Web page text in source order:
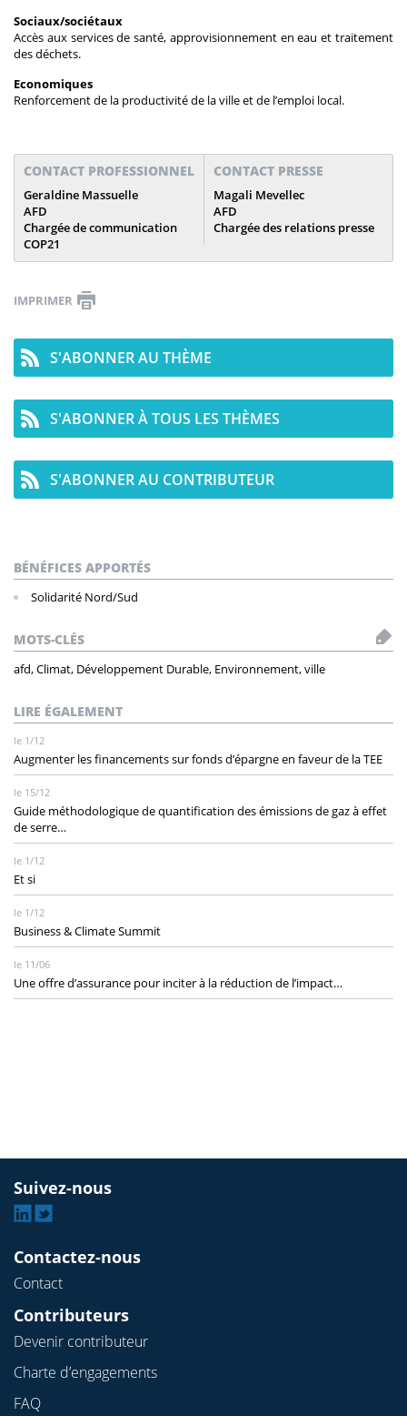
Sociaux/sociétaux
Accès aux services de santé, approvisionnement en eau et traitement
des déchets.
Economiques
Renforcement de la productivité de la ville et de l’emploi local.
CONTACT PROFESSIONNEL
Geraldine Massuelle
AFD
Chargée de communication
COP21
CONTACT PRESSE
Magali Mevellec
AFD
Chargée des relations presse
IMPRIMER
S'ABONNER AU THÈME
S'ABONNER À TOUS LES THÈMES
S'ABONNER AU CONTRIBUTEUR
BÉNÉFICES APPORTÉS
Solidarité Nord/Sud
MOTS-CLÉS
afd, Climat, Développement Durable, Environnement, ville
LIRE ÉGALEMENT
le 1/12
Augmenter les financements sur fonds d’épargne en faveur de la TEE
le 15/12
Guide méthodologique de quantification des émissions de gaz à effet
de serre…
le 1/12
Et si
le 1/12
Business & Climate Summit
le 11/06
Une offre d’assurance pour inciter à la réduction de l’impact…
Suivez-nous
Linkedin
Contactez-nous
Contact
Contributeurs
Devenir contributeur
Charte d’engagements
FAQ